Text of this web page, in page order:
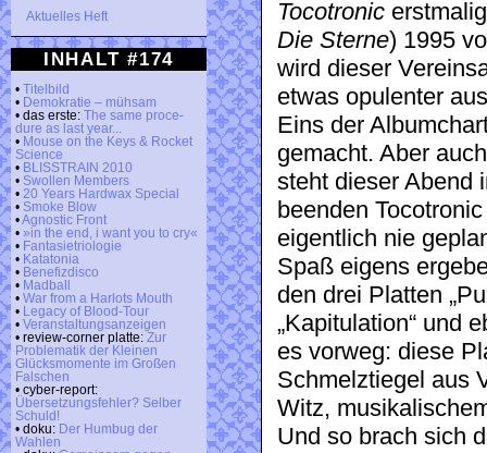
Aktuelles Heft
INHALT #174
• Titelbild
• Demokratie – mühsam
• das erste: The same proce­
dure as last year...
• Mouse on the Keys & Rocket
Science
• BLISSTRAIN 2010
• Swollen Members
• 20 Years Hardwax Special
• Smoke Blow
•Agnostic Front
• »in the end, i want you to cry«
• Fantasietriologie
• Katatonia
• Benefizdisco
• Madball
• War from a Harlots Mouth
•
Legacy of Blood-Tour
• Veranstaltungsanzeigen
• review-corner platte: Zur
Problematik der Kleinen
Glücksmomente im Großen
Falschen
• cyber-report:
Übersetzungsfehler? Selber
Schuld!
• doku: Der Humbug der
Wahlen
Tocotronic
Die Sterne) 1995
wird dieser
etwas opulenter
Eins der
gemacht. Aber
steht dieser Abend
beenden
eigentlich nie
Spaß eigens
den drei Platten
„Kapitulation“ und
es vorweg: diese
Schmelztiegel aus
Witz,
Und so brach sich